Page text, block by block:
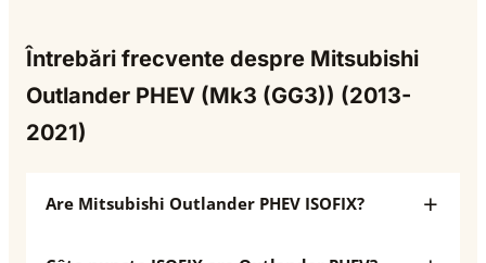
Întrebări frecvente despre Mitsubishi
Outlander PHEV (Mk3 (GG3)) (2013-
2021)
Are Mitsubishi Outlander PHEV ISOFIX?